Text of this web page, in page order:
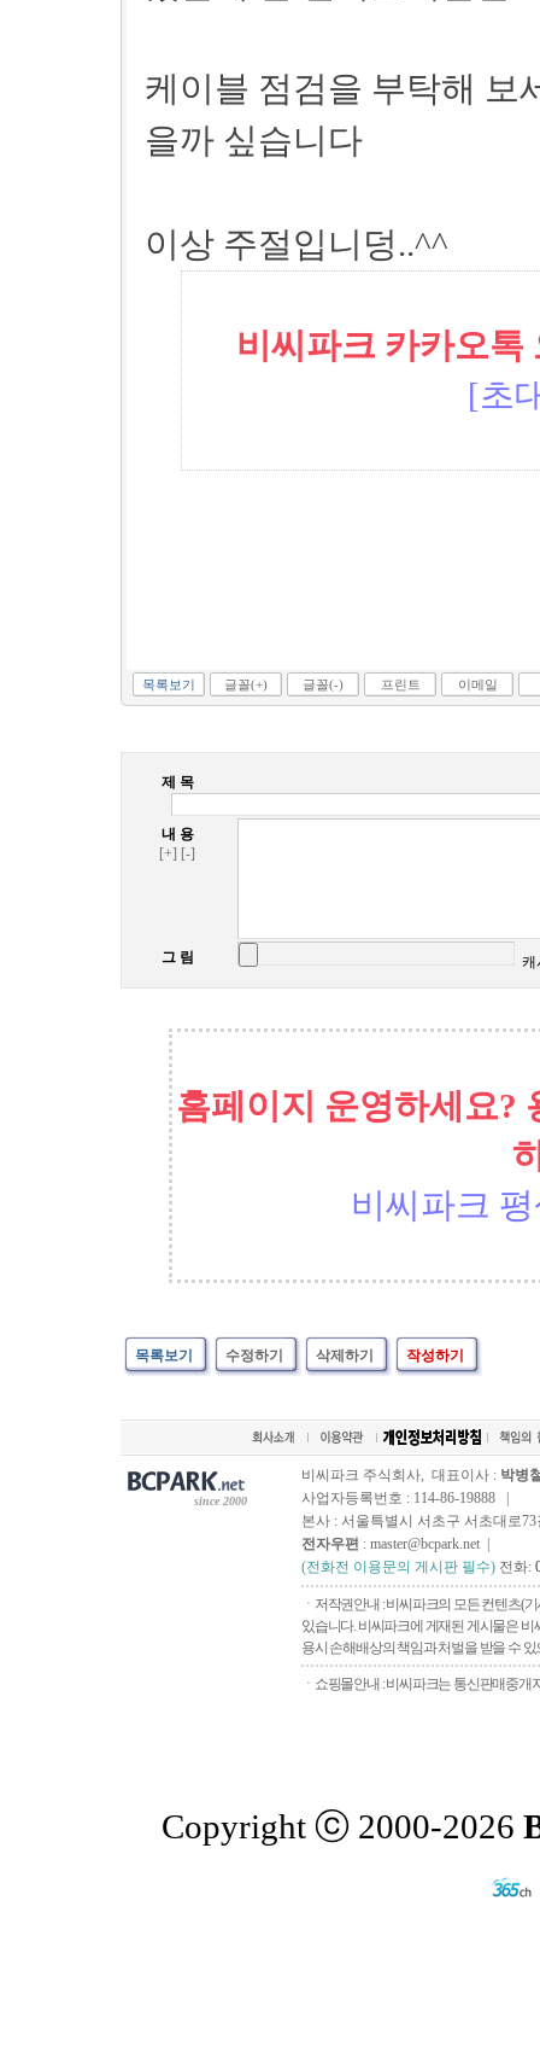
케이블 점검을 부탁해 보
을까 싶습니다
이상 주절입니덩..^^
비씨파크 카카오톡
[초
목록보기 글꼴(+) 글꼴(-) 프린트 이메일
제 목
내 용
[+] [-]
그 림 캐
홈페이지 운영하세요?
비씨파크
목록보기 수정하기 삭제하기 작성하기
since 2000
비씨파크 주식회사, 대표이사 : 박병
사업자등록번호 : 114-86-19888 |
본사 : 서울특별시 서초구 서초대로73
전자우편 : master@bcpark.net |
(전화전 이용문의 게시판 필수) 전화:
ㆍ저작권안내 : 비씨파크의 모든 컨텐츠(
있습니다. 비씨파크에 게재된 게시물은
용시 손해배상의 책임과 처벌을 받을 수
ㆍ쇼핑몰안내 : 비씨파크는 통신판매중개
Copyright ⓒ 2000-2026